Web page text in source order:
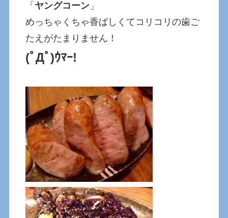
「 ヤングコーン 」
めっちゃくちゃ香ばしくてコリコリの歯ご
たえがたまりません！
(ﾟДﾟ)ｳﾏｰ!